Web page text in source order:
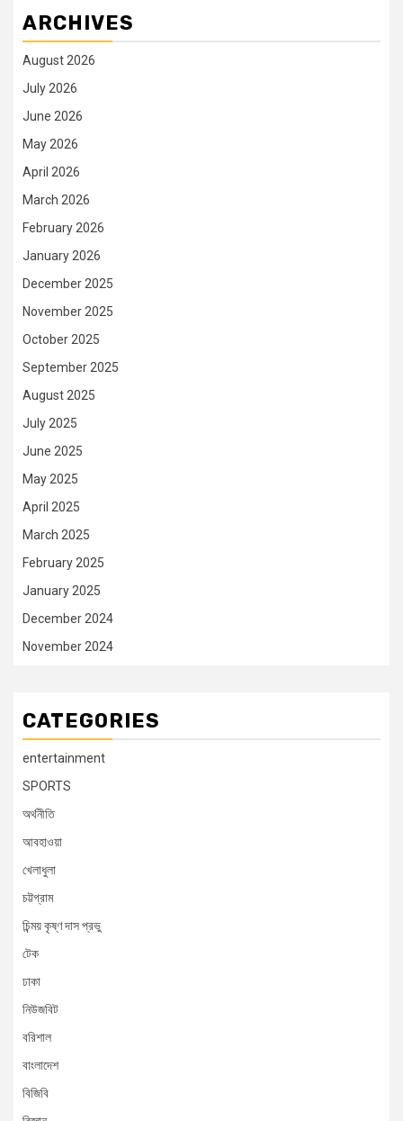
ARCHIVES
August 2026
July 2026
June 2026
May 2026
April 2026
March 2026
February 2026
January 2026
December 2025
November 2025
October 2025
September 2025
August 2025
July 2025
June 2025
May 2025
April 2025
March 2025
February 2025
January 2025
December 2024
November 2024
CATEGORIES
entertainment
SPORTS
অর্থনীতি
আবহাওয়া
খেলাধুলা
চট্টগ্রাম
চিন্ময় কৃষ্ণ দাস প্রভু
টেক
ঢাকা
নিউজবিট
বরিশাল
বাংলাদেশ
বিজিবি